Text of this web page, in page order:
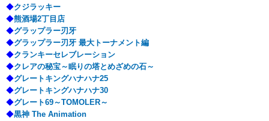
◆クジラッキー
◆熊酒場2丁目店
◆グラップラー刃牙
◆グラップラー刃牙 最大トーナメント編
◆クランキーセレブレーション
◆クレアの秘宝～眠りの塔とめざめの石～
◆グレートキングハナハナ25
◆グレートキングハナハナ30
◆グレート69～TOMOLER～
◆黒神 The Animation